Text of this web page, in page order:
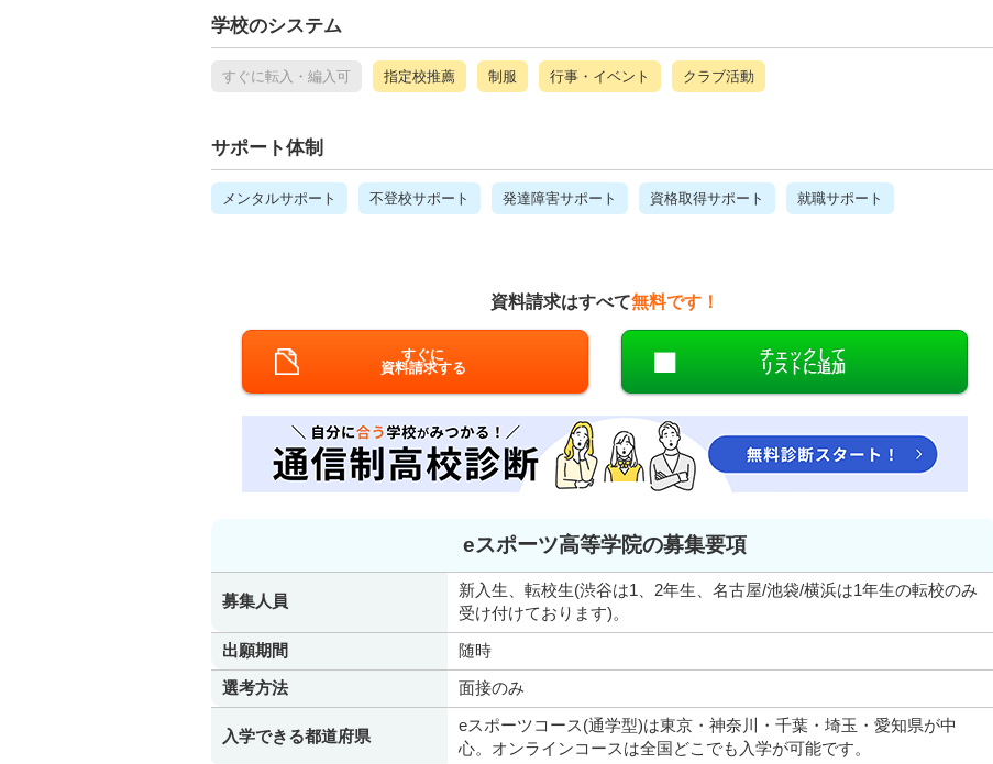
学校のシステム
すぐに転入・編入可 指定校推薦 制服 行事・イベント クラブ活動
サポート体制
メンタルサポート 不登校サポート 発達障害サポート 資格取得サポート 就職サポート
資料請求はすべて無料です！
すぐに
資料請求する
チェックして
リストに追加
eスポーツ高等学院の募集要項
募集人員
新入生、転校生(渋谷は1、2年生、名古屋/池袋/横浜は1年生の転校のみ
受け付けております)。
出願期間
随時
選考方法
面接のみ
入学できる都道府県
eスポーツコース(通学型)は東京・神奈川・千葉・埼玉・愛知県が中
心。オンラインコースは全国どこでも入学が可能です。